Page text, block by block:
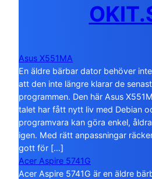
Asus X551MA
En äldre bärbar dator behöver
att den inte längre klarar de
programmen. Den här Asus
talet har fått nytt liv med Debian
programvara kan göra enkel,
igen. Med rätt anpassningar
gott för […]
Acer Aspire 5741G
Acer Aspire 5741G är en äldre